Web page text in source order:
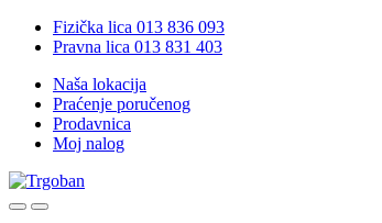
Skip
Skip
Fizička lica 013 836 093
Pravna lica 013 831 403
Naša lokacija
Praćenje poručenog
Prodavnica
Moj nalog
OpenClose